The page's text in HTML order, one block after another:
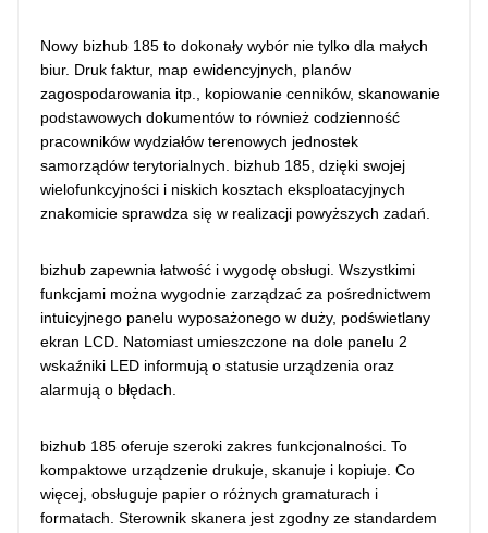
Nowy bizhub 185 to dokonały wybór nie tylko dla małych
biur. Druk faktur, map ewidencyjnych, planów
zagospodarowania itp., kopiowanie cenników, skanowanie
podstawowych dokumentów to również codzienność
pracowników wydziałów terenowych jednostek
samorządów terytorialnych. bizhub 185, dzięki swojej
wielofunkcyjności i niskich kosztach eksploatacyjnych
znakomicie sprawdza się w realizacji powyższych zadań.
bizhub zapewnia łatwość i wygodę obsługi. Wszystkimi
funkcjami można wygodnie zarządzać za pośrednictwem
intuicyjnego panelu wyposażonego w duży, podświetlany
ekran LCD. Natomiast umieszczone na dole panelu 2
wskaźniki LED informują o statusie urządzenia oraz
alarmują o błędach.
bizhub 185 oferuje szeroki zakres funkcjonalności. To
kompaktowe urządzenie drukuje, skanuje i kopiuje. Co
więcej, obsługuje papier o różnych gramaturach i
formatach. Sterownik skanera jest zgodny ze standardem